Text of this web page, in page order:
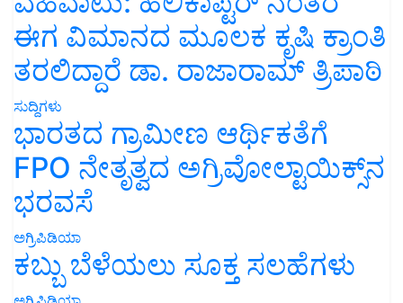
ಈಗ ವಿಮಾನದ ಮೂಲಕ ಕೃಷಿ ಕ್ರಾಂತಿ
ತರಲಿದ್ದಾರೆ ಡಾ. ರಾಜಾರಾಮ್ ತ್ರಿಪಾಠಿ
ಸುದ್ದಿಗಳು
ಭಾರತದ ಗ್ರಾಮೀಣ ಆರ್ಥಿಕತೆಗೆ
FPO ನೇತೃತ್ವದ ಅಗ್ರಿವೋಲ್ಟಾಯಿಕ್ಸ್‌ನ
ಭರವಸೆ
ಅಗ್ರಿಪಿಡಿಯಾ
ಕಬ್ಬು ಬೆಳೆಯಲು ಸೂಕ್ತ ಸಲಹೆಗಳು